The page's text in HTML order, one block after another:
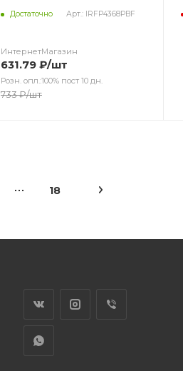
Достаточно Арт.: IRFP4368PBF
ИнтернетМагазин
631.79 ₽/шт
Розн. опл.:100% пост 10 дн.
733₽/шт
18